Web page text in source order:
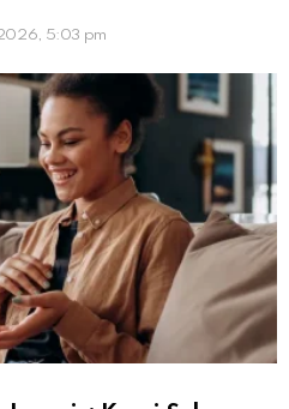
5:03 pm